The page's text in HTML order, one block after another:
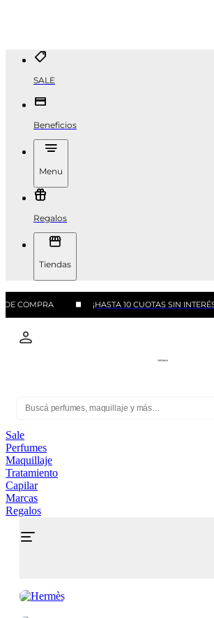
SALE
Beneficios
Menu
Regalos
Tiendas
COMPRA ¡HASTA 10 CUOTAS SIN INTERÉS!
Sale
Perfumes
Maquillaje
Tratamiento
Capilar
Marcas
Regalos